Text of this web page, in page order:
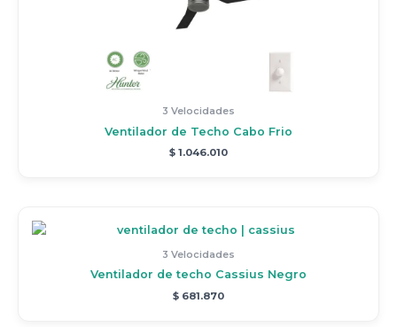
3 Velocidades
Ventilador de Techo Cabo Frio
$ 1.046.010
3 Velocidades
Ventilador de techo Cassius Negro
$ 681.870